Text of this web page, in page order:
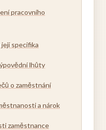
pracovního
specifika
lhůty
o zaměstnání
a nárok
zaměstnance